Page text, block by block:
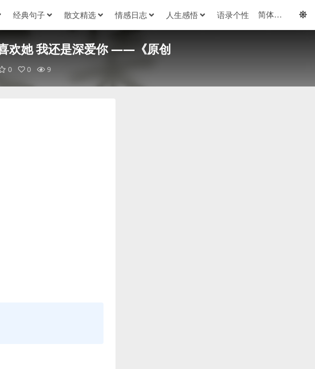
经典句子 散文精选 情感日志 人生感悟 语录个性
欢她 我还是深爱你 ——《原创
0 0 9